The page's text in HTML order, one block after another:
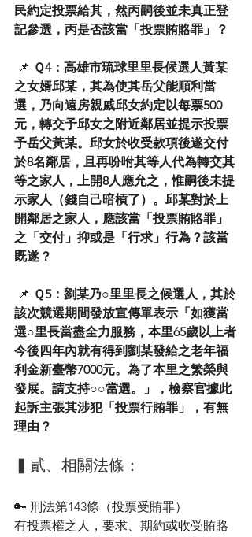
民約定投票給其，然丙嗣後並未真正登
記參選，丙是否該當「投票賄賂罪」？
📌 Ｑ4：高雄市琉球里里長候選人黃某
之女婿邱某，其為使其岳父能順利當
選，乃向遠房親戚邱女約定以每票500
元，轉交予邱女之附近鄰居並提示投票
予岳父黃某。邱女於收受款項後遂交付
於8名鄰居，且再吩咐其等人代為轉交其
等之家人，上開8人應允之，惟嗣後未提
示家人（錢自己暗槓了）。邱某對於上
開鄰居之家人，應該當「投票賄賂罪」
之「交付」抑或是「行求」行為？該當
既遂？
📌 Ｑ5：劉某乃○里里長之候選人，其於
該次競選期間發放宣傳單表示「如獲當
選○里長當盡全力服務，本里65歲以上者
今後四年內就有得到劉某發給之老年福
利金新臺幣7000元。為了本里之繁榮與
發展。請支持○○當選。」，檢察官據此
起訴主張其涉犯「投票行賄罪」，有無
理由？
▍貳、相關法條：
🔑 刑法第143條（投票受賄罪）
有投票權之人，要求、期約或收受賄賂